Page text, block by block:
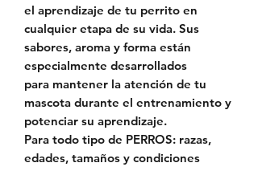
el aprendizaje de tu perrito en
cualquier etapa de su vida. Sus
sabores, aroma y forma están
especialmente desarrollados
para mantener la atención de tu
mascota durante el entrenamiento y
potenciar su aprendizaje.
Para todo tipo de PERROS: razas,
edades, tamaños y condiciones